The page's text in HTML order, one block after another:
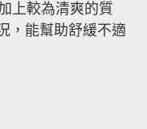
上較為清爽的質
，能幫助舒緩不適